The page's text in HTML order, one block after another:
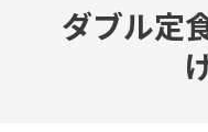
ダブル定